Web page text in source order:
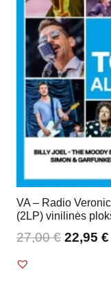
VA – Radio
(2LP) vinilinės
27,00€ 22,95 €